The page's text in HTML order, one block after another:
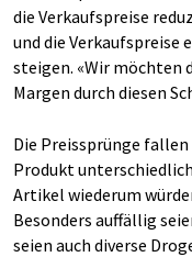
die Verkaufspreise
und die Verkaufspreise
steigen. «Wir möchten
Margen durch diesen
Die Preissprünge
Produkt
Artikel wiederum
Besonders auffällig
seien auch diverse